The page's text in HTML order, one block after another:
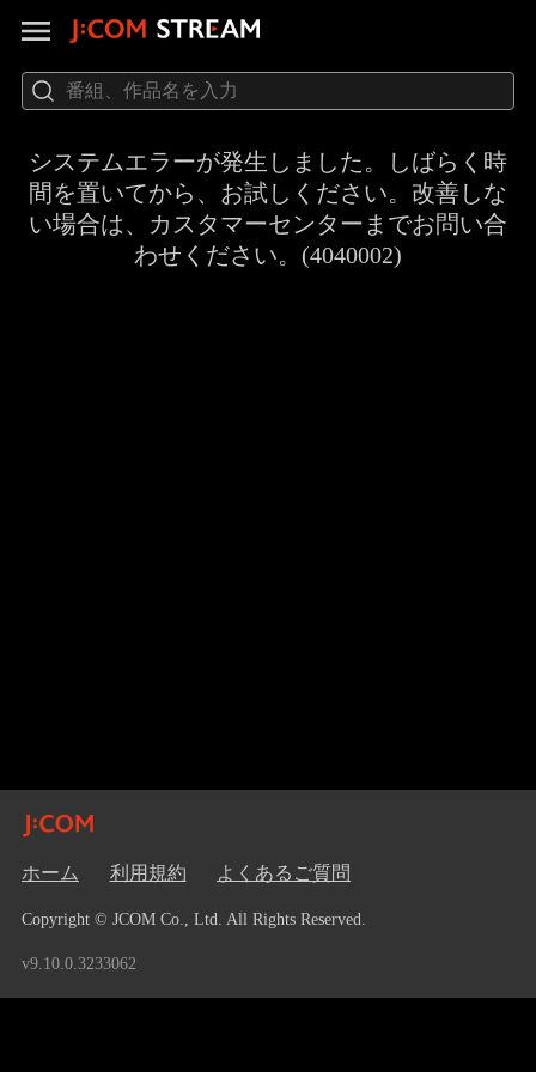
システムエラーが発生しました。しばらく時
間を置いてから、お試しください。改善しな
い場合は、カスタマーセンターまでお問い合
わせください。(4040002)
ホーム 利用規約 よくあるご質問
Copyright © JCOM Co., Ltd. All Rights Reserved.
v9.10.0.3233062